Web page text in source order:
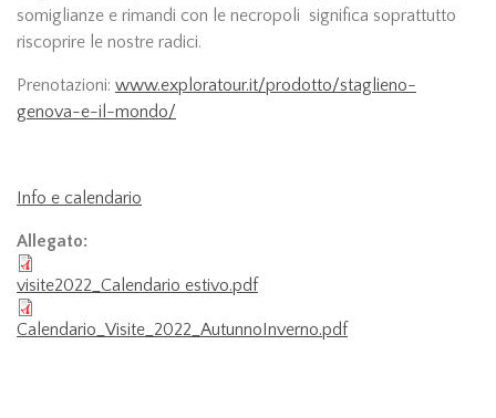
somiglianze e rimandi con le necropoli significa soprattutto
riscoprire le nostre radici.
Prenotazioni: www.exploratour.it/prodotto/staglieno-
genova-e-il-mondo/
Info e calendario
Allegato:
visite2022_Calendario estivo.pdf
Calendario_Visite_2022_AutunnoInverno.pdf